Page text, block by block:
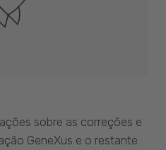
sobre as correções e
GeneXus e o restante